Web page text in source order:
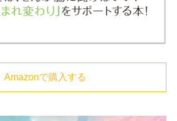
Amazonで購入する